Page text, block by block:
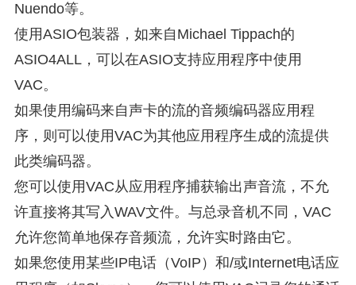
Nuendo等。
使用ASIO包装器，如来自Michael Tippach的
ASIO4ALL，可以在ASIO支持应用程序中使用
VAC。
如果使用编码来自声卡的流的音频编码器应用程
序，则可以使用VAC为其他应用程序生成的流提供
此类编码器。
您可以使用VAC从应用程序捕获输出声音流，不允
许直接将其写入WAV文件。与总录音机不同，VAC
允许您简单地保存音频流，允许实时路由它。
如果您使用某些IP电话（VoIP）和/或Internet电话应